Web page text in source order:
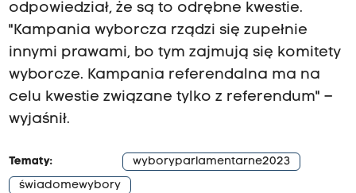
odpowiedział, że są to odrębne kwestie.
"Kampania wyborcza rządzi się zupełnie
innymi prawami, bo tym zajmują się komitety
wyborcze. Kampania referendalna ma na
celu kwestie związane tylko z referendum" –
wyjaśnił.
Tematy:
wyboryparlamentarne2023
świadomewybory